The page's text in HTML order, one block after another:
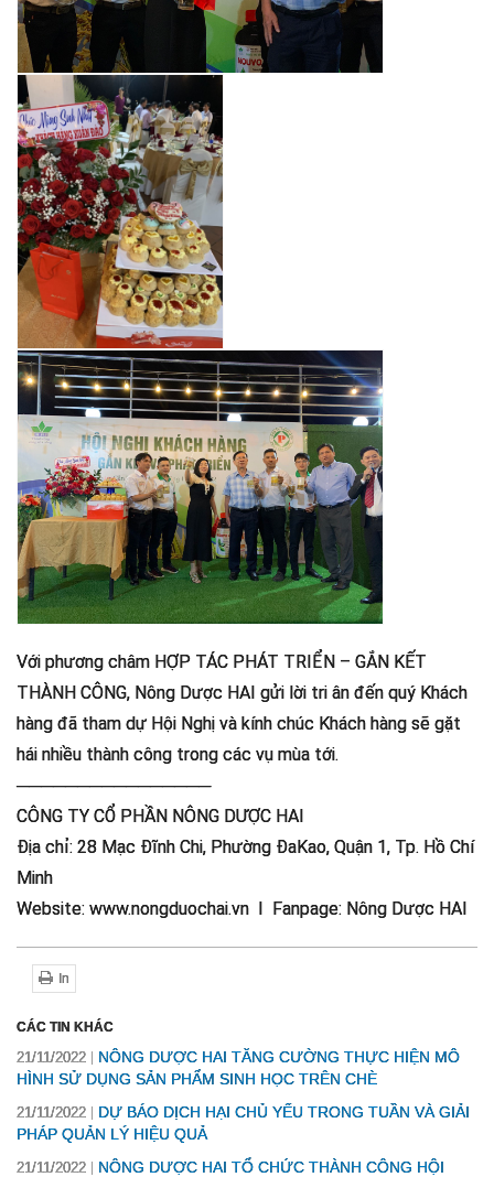
Với phương châm HỢP TÁC PHÁT TRIỂN – GẮN KẾT
THÀNH CÔNG, Nông Dược HAI gửi lời tri ân đến quý Khách
hàng đã tham dự Hội Nghị và kính chúc Khách hàng sẽ gặt
hái nhiều thành công trong các vụ mùa tới.
────────────────
CÔNG TY CỔ PHẦN NÔNG DƯỢC HAI
Địa chỉ: 28 Mạc Đĩnh Chi, Phường ĐaKao, Quận 1, Tp. Hồ Chí
Minh
Website: www.nongduochai.vn I Fanpage: Nông Dược HAI
In
CÁC TIN KHÁC
21/11/2022
NÔNG DƯỢC HAI TĂNG CƯỜNG THỰC HIỆN MÔ
HÌNH SỬ DỤNG SẢN PHẨM SINH HỌC TRÊN CHÈ
21/11/2022
DỰ BÁO DỊCH HẠI CHỦ YẾU TRONG TUẦN VÀ GIẢI
PHÁP QUẢN LÝ HIỆU QUẢ
21/11/2022
NÔNG DƯỢC HAI TỔ CHỨC THÀNH CÔNG HỘI